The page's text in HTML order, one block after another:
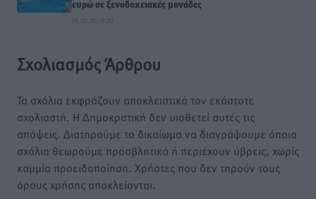
ευρώ σε ξενοδοχειακές μονάδες
06.08.26 · 11:20
Σχολιασμός Άρθρου
Τα σχόλια εκφράζουν αποκλειστικά τον εκάστοτε
σχολιαστή. Η Δημοκρατική δεν υιοθετεί αυτές τις
απόψεις. Διατηρούμε το δικαίωμα να διαγράψουμε όποια
σχόλια θεωρούμε προσβλητικά ή περιέχουν ύβρεις, χωρίς
καμμία προειδοποίηση. Χρήστες που δεν τηρούν τους
όρους χρήσης αποκλείονται.